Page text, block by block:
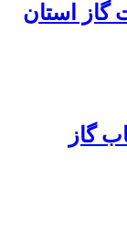
گاز استان
گاز